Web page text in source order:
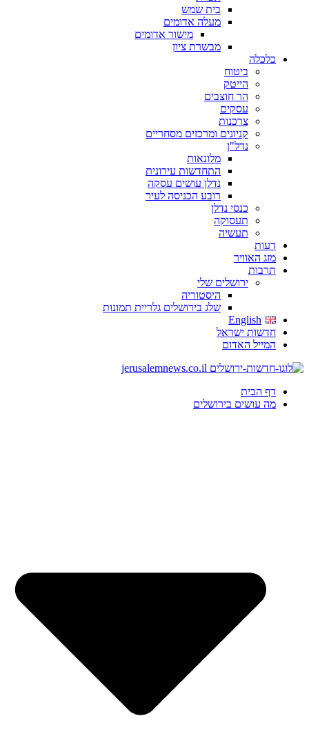
בית שמש
מעלה אדומים
מישור אדומים
מבשרת ציון
כלכלה
ביטוח
הייטק
הר חוצבים
עסקים
צרכנות
קניונים ומרכזים מסחריים
נדל"ן
מלונאות
התחדשות עירונית
נדלן עושים עסקה
רובע הכניסה לעיר
כנסי נדלן
תעסוקה
תעשיה
דעות
מזג האוויר
תרבות
ירושלים שלי
היסטוריה
שלג בירושלים גלריית תמונות
English
חדשות ישראל
המייל האדום
דף הבית
מה עושים בירושלים